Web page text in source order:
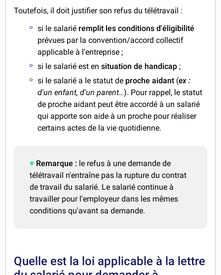
Toutefois, il doit justifier son refus du télétravail :
si le salarié remplit les conditions d'éligibilité
prévues par la convention/accord collectif
applicable à l'entreprise ;
si le salarié est ensituation de handicap ;
si le salarié a le statut de proche aidant (ex :
d'un enfant, d'un parent…). Pour rappel, le statut
de proche aidant peut être accordé à un salarié
qui apporte son aide à un proche pour réaliser
certains actes de la vie quotidienne.
Remarque : le refus à une demande de
télétravail n'entraîne pas la rupture du contrat
de travail du salarié. Le salarié continue à
travailler pour l'employeur dans les mêmes
conditions qu'avant sa demande.
Quelle est la loi applicable à la lettre